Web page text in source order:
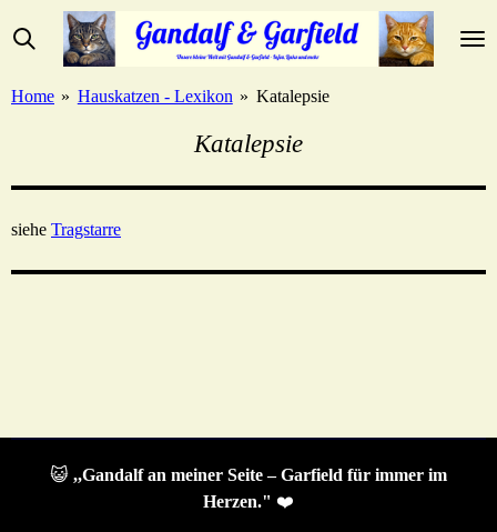
Hauptinhalt
Home » Hauskatzen - Lexikon » Katalepsie
Katalepsie
siehe Tragstarre
😺 ,,Gandalf an meiner Seite – Garfield für immer im
Herzen." ❤️